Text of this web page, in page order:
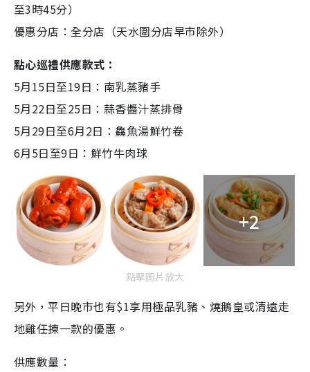
至3時45分）
優惠分店：全分店（天水圍分店早市除外）
點心巡禮供應款式：
5月15日至19日：南乳蒸豬手
5月22日至25日：蒜香醬汁蒸排骨
5月29日至6月2日：鱻魚湯鮮竹卷
6月5日至9日：鮮竹牛肉球
+2
點擊圖片放大
另外，平日晚市也有$1享用極品乳豬、燒鵝皇或清遠走
地雞任揀一款的優惠。
供應數量：